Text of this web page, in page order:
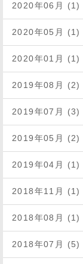
2020年06月 (1)
2020年05月 (1)
2020年01月 (1)
2019年08月 (2)
2019年07月 (3)
2019年05月 (2)
2019年04月 (1)
2018年11月 (1)
2018年08月 (1)
2018年07月 (5)